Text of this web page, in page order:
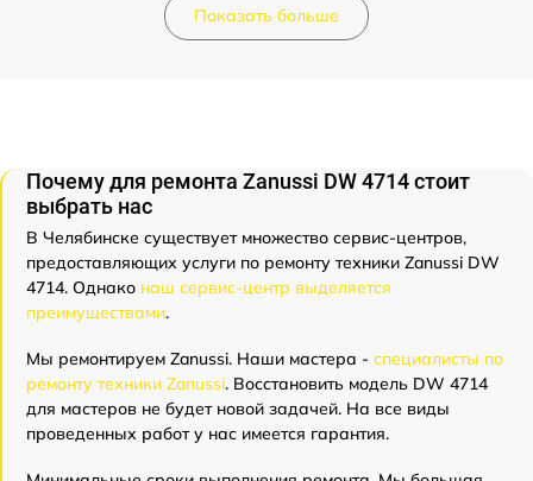
Показать больше
Почему для ремонта Zanussi DW 4714 стоит
выбрать нас
В Челябинске существует множество сервис-центров,
предоставляющих услуги по ремонту техники Zanussi DW
4714. Однако наш сервис-центр выделяется
преимуществами.
Мы ремонтируем Zanussi. Наши мастера - специалисты по
ремонту техники Zanussi. Восстановить модель DW 4714
для мастеров не будет новой задачей. На все виды
проведенных работ у нас имеется гарантия.